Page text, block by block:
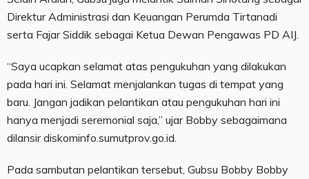
Direktur Administrasi dan Keuangan Perumda Tirtanadi
serta Fajar Siddik sebagai Ketua Dewan Pengawas PD AIJ.
“Saya ucapkan selamat atas pengukuhan yang dilakukan
pada hari ini. Selamat menjalankan tugas di tempat yang
baru. Jangan jadikan pelantikan atau pengukuhan hari ini
hanya menjadi seremonial saja,” ujar Bobby sebagaimana
dilansir diskominfo.sumutprov.go.id.
Pada sambutan pelantikan tersebut, Gubsu Bobby Bobby